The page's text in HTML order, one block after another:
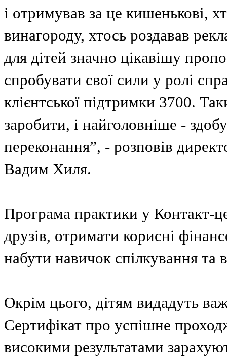
і отримував за це кишенькові,
винагороду, хтось роздавав
для дітей значно цікавішу
спробувати свої сили у ролі
клієнтської підтримки 3700.
заробити, і найголовніше -
переконання”, - розповів
Вадим Хиля.
Програма практики у Контакт-
друзів, отримати корисні
набути навичок спілкування та
Окрім цього, дітям видадуть
Сертифікат про успішне
високими результатами